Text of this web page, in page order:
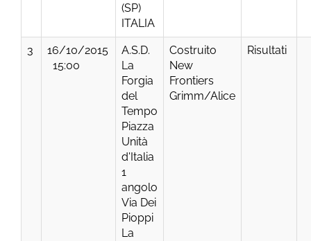
(SP)
ITALIA
3
16/10/2015
15:00
A.S.D.
La
Forgia
del
Tempo
Piazza
Unità
d'Italia
1
angolo
Via Dei
Pioppi
La
Costruito
New
Frontiers
Grimm/Alice
Risultati